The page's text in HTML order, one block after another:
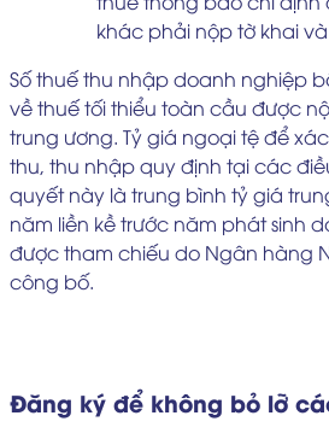
khác phải nộp tờ khai
Số thuế thu nhập doanh nghiệp
về thuế tối thiểu toàn cầu được
trung ương. Tỷ giá ngoại tệ để
thu, thu nhập quy định tại các
quyết này là trung bình tỷ giá
năm liền kề trước năm phát sinh
được tham chiếu do Ngân hàng
công bố.
Đăng ký để không bỏ lỡ